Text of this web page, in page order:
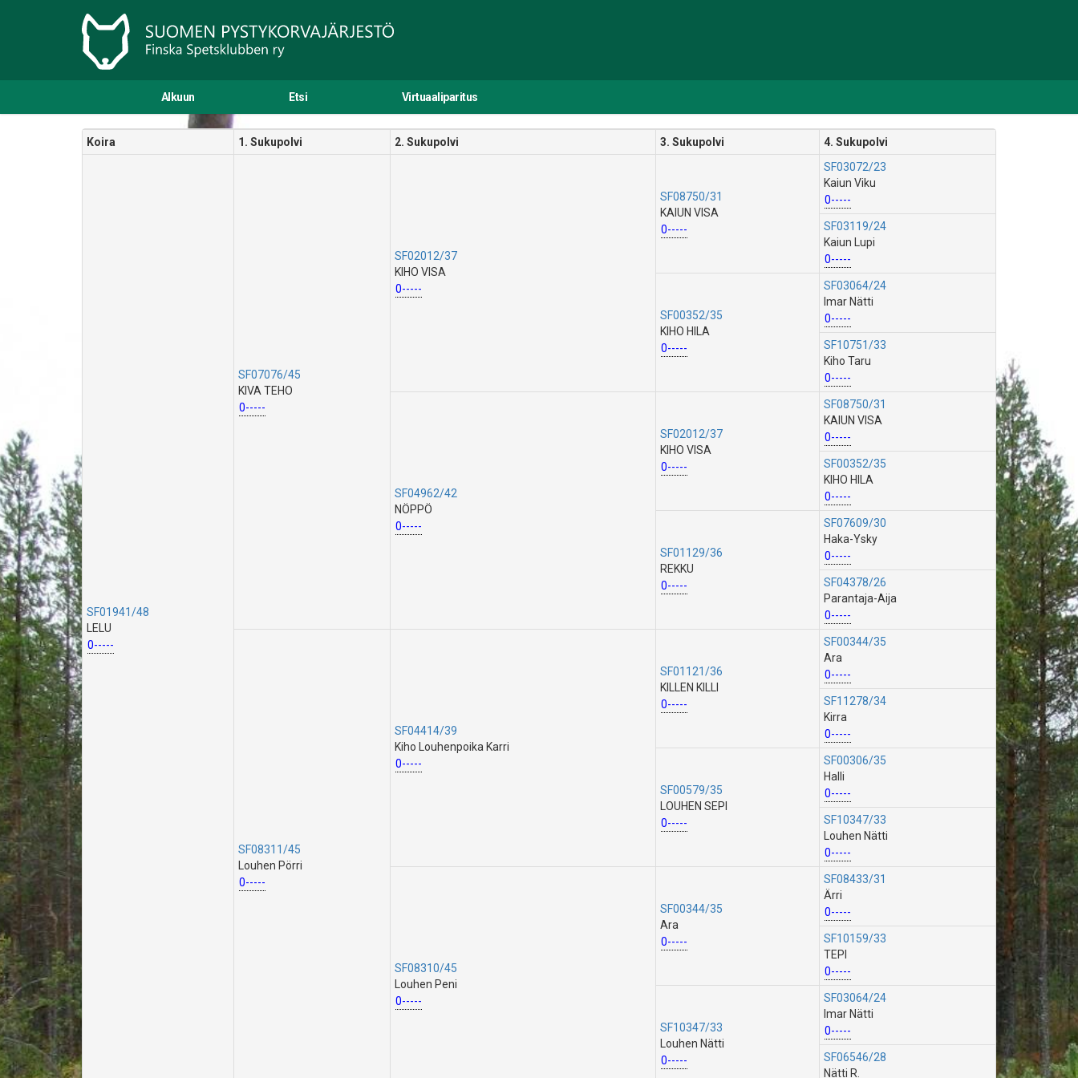
Alkuun Etsi Virtuaaliparitus
Koira 1. Sukupolvi 2. Sukupolvi 3. Sukupolvi 4. Sukupolvi
SF01941/48
LELU
0-----
SF07076/45
KIVA TEHO
0-----
SF02012/37
KIHO VISA
0-----
SF08750/31
KAIUN VISA
0-----
SF03072/23
Kaiun Viku
0-----
SF03119/24
Kaiun Lupi
0-----
SF00352/35
KIHO HILA
0-----
SF03064/24
Imar Nätti
0-----
SF10751/33
Kiho Taru
0-----
SF04962/42
NÖPPÖ
0-----
SF02012/37
KIHO VISA
0-----
SF08750/31
KAIUN VISA
0-----
SF00352/35
KIHO HILA
0-----
SF01129/36
REKKU
0-----
SF07609/30
Haka-Ysky
0-----
SF04378/26
Parantaja-Aija
0-----
SF08311/45
Louhen Pörri
0-----
SF04414/39
Kiho Louhenpoika Karri
0-----
SF01121/36
KILLEN KILLI
0-----
SF00344/35
Ara
0-----
SF11278/34
Kirra
0-----
SF00579/35
LOUHEN SEPI
0-----
SF00306/35
Halli
0-----
SF10347/33
Louhen Nätti
0-----
SF08310/45
Louhen Peni
0-----
SF00344/35
Ara
0-----
SF08433/31
Ärri
0-----
SF10159/33
TEPI
0-----
SF10347/33
Louhen Nätti
0-----
SF03064/24
Imar Nätti
0-----
SF06546/28
Nätti R.